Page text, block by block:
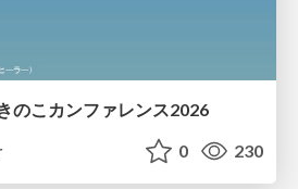
のこカンファレンス2026
0 230